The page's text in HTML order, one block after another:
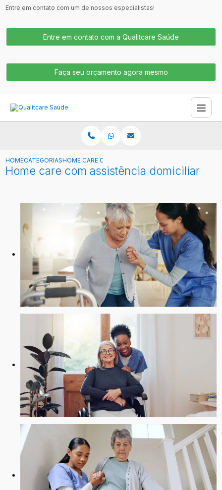
Entre em contato com um de nossos especialistas!
Entre em contato com a Qualitcare Saúde
Faça seu orçamento agora mesmo
HOMECATEGORIASHOME CARE COM ASSISTÊNCIA DOMICILIAR
Home care com assistência domiciliar